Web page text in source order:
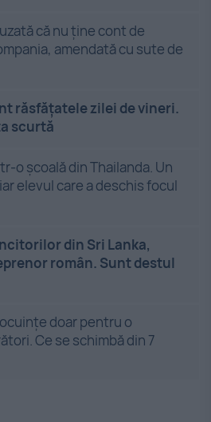
că nu ține cont de
amendată cu sute de
răsfățatele zilei de vineri.
scurtă
o școală din Thailanda. Un
elevul care a deschis focul
din Sri Lanka,
român. Sunt destul
doar pentru o
Ce se schimbă din 7